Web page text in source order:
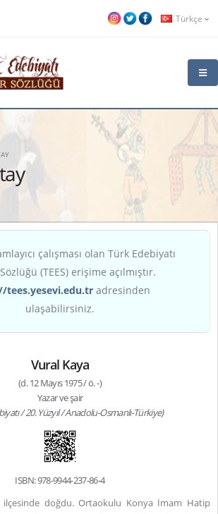
Türkçe
çalışması olan Türk Edebiyatı
(TEES) erişime açılmıştır.
tees.yesevi.edu.tr adresinden
ulaşabilirsiniz.
Vural Kaya
(d. 12 Mayıs 1975 / ö. -)
Yazar ve şair
/ 20. Yüzyıl / Anadolu-Osmanlı-Türkiye)
ISBN: 978-9944-237-86-4
ilçesinde doğdu. Ortaokulu Konya İmam Hatip